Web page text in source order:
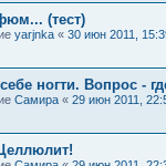
(тест)
yarjnka « 30 июн 2011,
ногти. Вопрос -
Самира « 29 июн 2011,